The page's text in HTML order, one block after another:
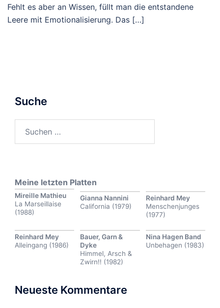
Fehlt es aber an Wissen, füllt man die entstandene
Leere mit Emotionalisierung. Das […]
Suche
nach:
Meine letzten Platten
Mireille Mathieu
La Marseillaise
(1988)
Gianna Nannini
California (1979)
Reinhard Mey
Menschenjunges
(1977)
Reinhard Mey
Alleingang (1986)
Bauer, Garn &
Dyke
Himmel, Arsch &
Zwirn!! (1982)
Nina Hagen Band
Unbehagen (1983)
Neueste Kommentare